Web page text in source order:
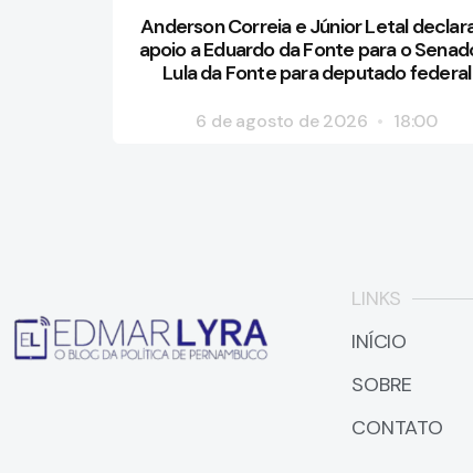
Anderson Correia e Júnior Letal
apoio a Eduardo da Fonte para o
Lula da Fonte para deputado federal
6 de agosto de 2026 18:00
LINKS
INÍCIO
SOBRE
CONTATO